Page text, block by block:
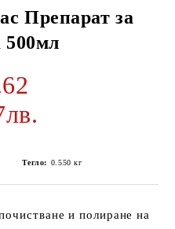
Препарат за
500мл
Тегло: 0.550 кг
и полиране на